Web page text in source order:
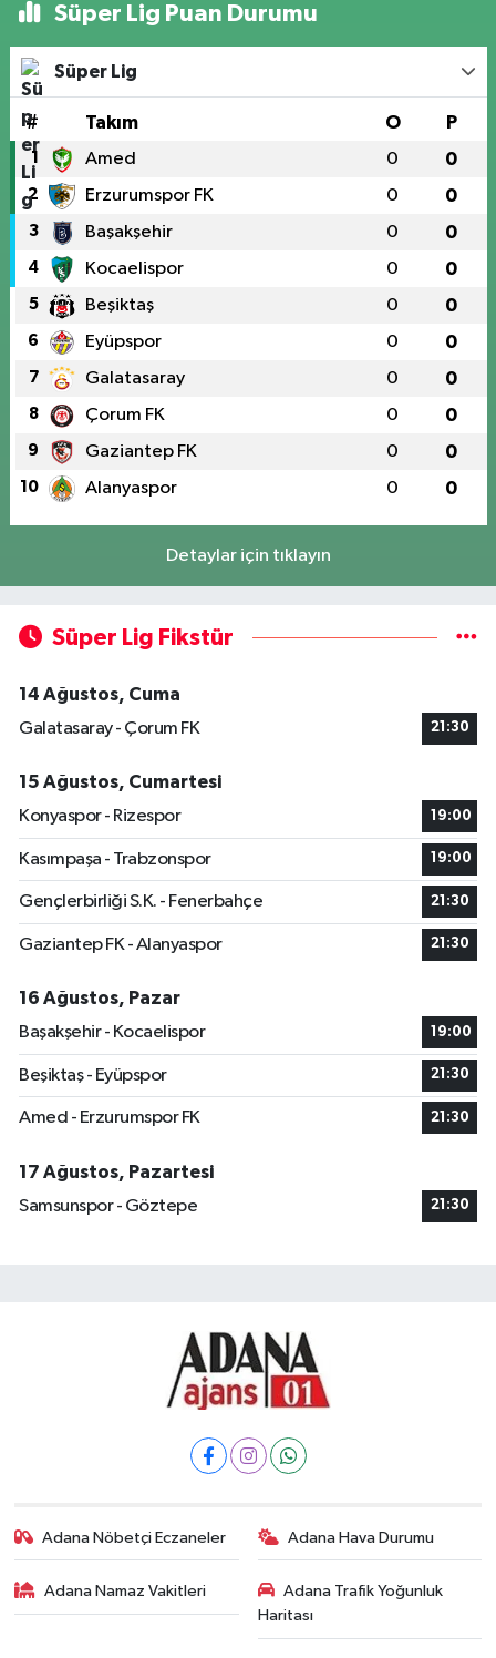
Süper Lig Puan Durumu
Süper Lig
# Takım O P
1 Amed 0 0
2 Erzurumspor FK 0 0
3 Başakşehir 0 0
4 Kocaelispor 0 0
5 Beşiktaş 0 0
6 Eyüpspor 0 0
7 Galatasaray 0 0
8 Çorum FK 0 0
9 Gaziantep FK 0 0
10 Alanyaspor 0 0
Detaylar için tıklayın
Süper Lig Fikstür
14 Ağustos, Cuma
Galatasaray - Çorum FK
21:30
15 Ağustos, Cumartesi
Konyaspor - Rizespor
19:00
Kasımpaşa - Trabzonspor 19:00
Gençlerbirliği S.K. - Fenerbahçe 21:30
Gaziantep FK - Alanyaspor 21:30
16 Ağustos, Pazar
Başakşehir - Kocaelispor
19:00
Beşiktaş - Eyüpspor 21:30
Amed - Erzurumspor FK 21:30
17 Ağustos, Pazartesi
Samsunspor - Göztepe
21:30
Adana Nöbetçi Eczaneler Adana Hava Durumu
Adana Namaz Vakitleri
Adana Trafik Yoğunluk
Haritası